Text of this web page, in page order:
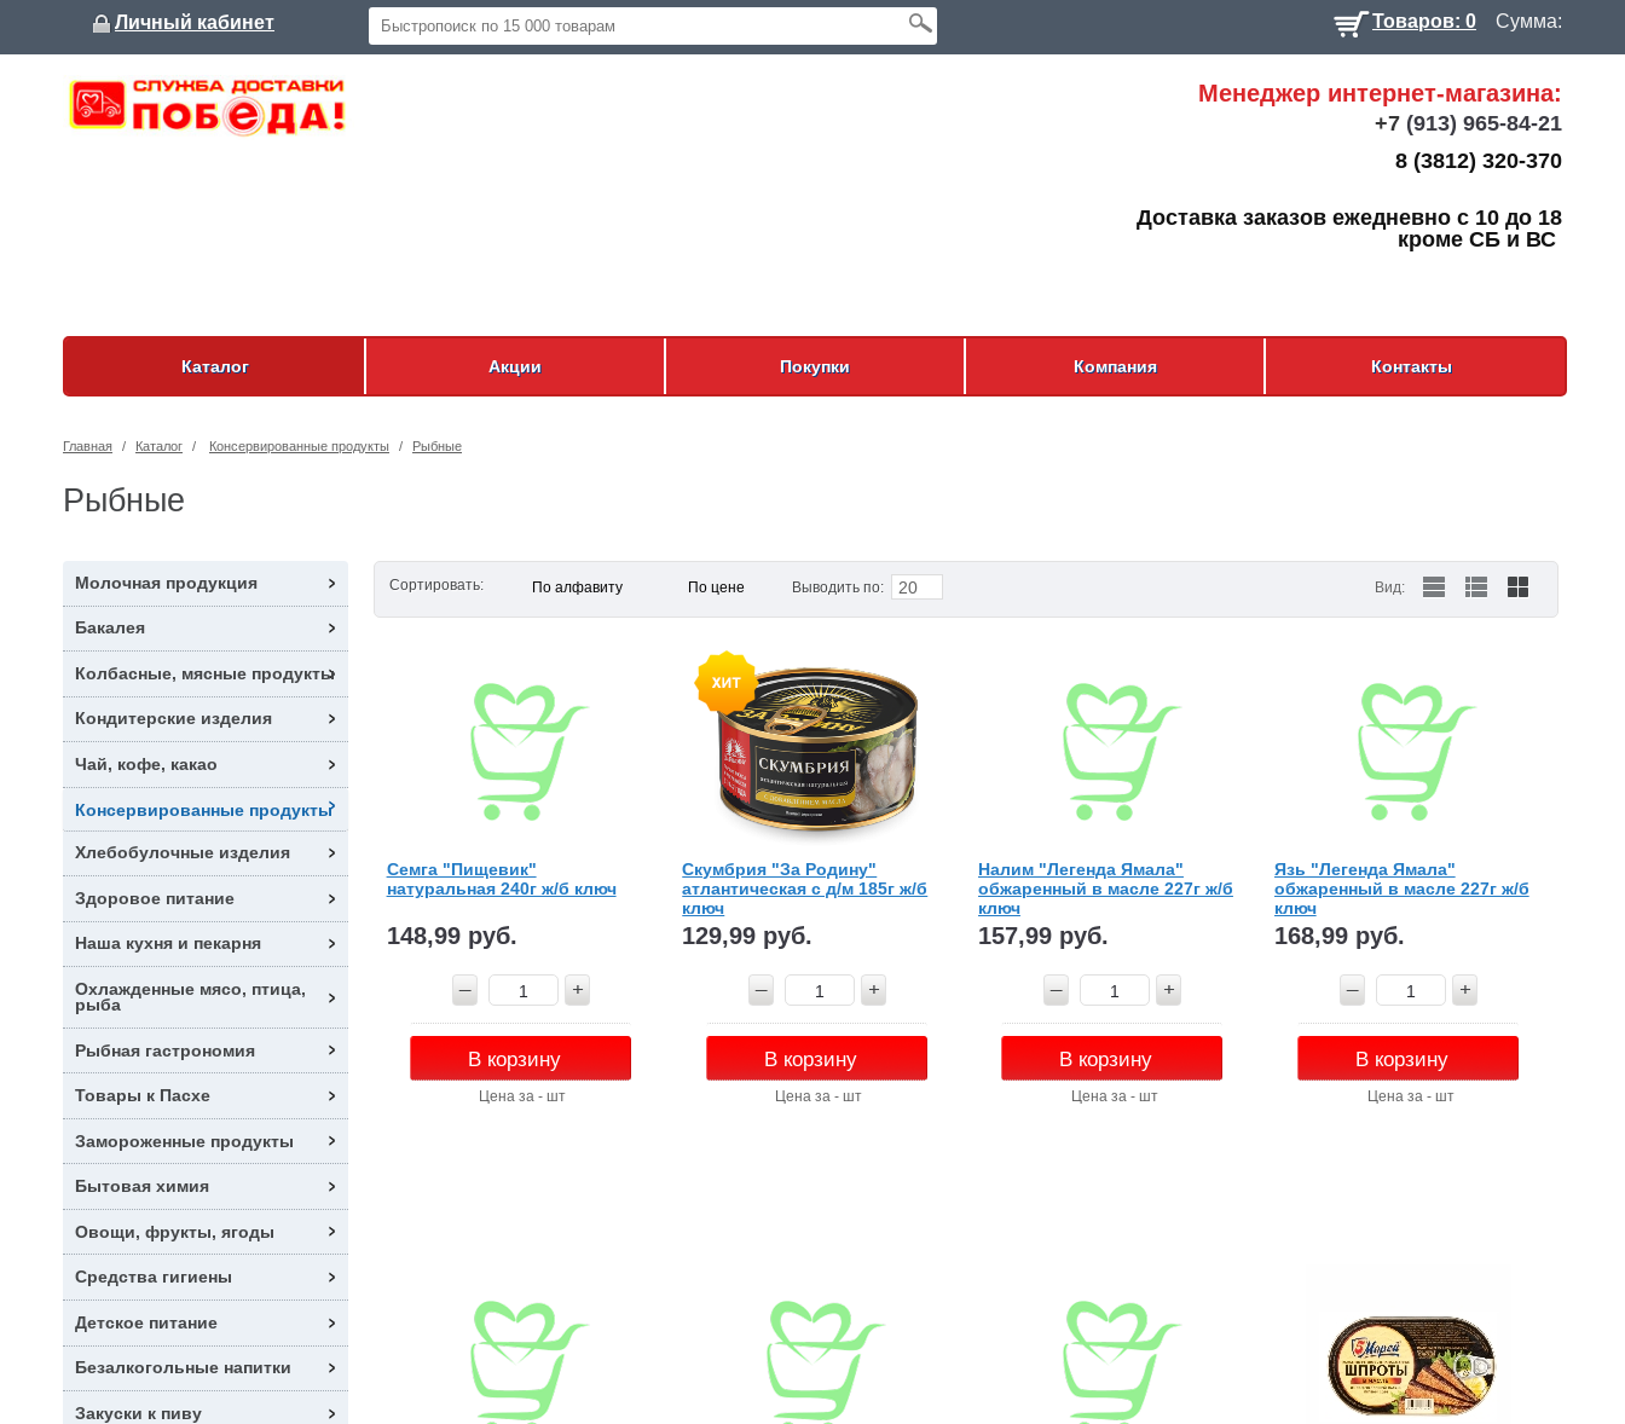
Личный кабинет Товаров: 0 Сумма:
Менеджер интернет-магазина:
+7 (913) 965-84-21
8 (3812) 320-370
Доставка заказов ежедневно с 10 до 18
кроме СБ и ВС
Каталог Акции Покупки Компания Контакты
Главная / Каталог / Консервированные продукты / Рыбные
Рыбные
Молочная продукция
Бакалея
Колбасные, мясные продукты
Кондитерские изделия
Чай, кофе, какао
Консервированные продукты
Хлебобулочные изделия
Здоровое питание
Наша кухня и пекарня
Охлажденные мясо, птица,
рыба
Рыбная гастрономия
Товары к Пасхе
Замороженные продукты
Бытовая химия
Овощи, фрукты, ягоды
Средства гигиены
Детское питание
Безалкогольные напитки
Закуски к пиву
Сортировать: По алфавиту По цене Выводить по: 20 Вид:
Семга "Пищевик"
натуральная 240г ж/б ключ
148,99 руб.
В корзину
Цена за - шт
Скумбрия "За Родину"
атлантическая с д/м 185г ж/б
ключ
129,99 руб.
В корзину
Цена за - шт
Налим "Легенда Ямала"
обжаренный в масле 227г ж/б
ключ
157,99 руб.
В корзину
Цена за - шт
Язь "Легенда Ямала"
обжаренный в масле 227г ж/б
ключ
168,99 руб.
В корзину
Цена за - шт